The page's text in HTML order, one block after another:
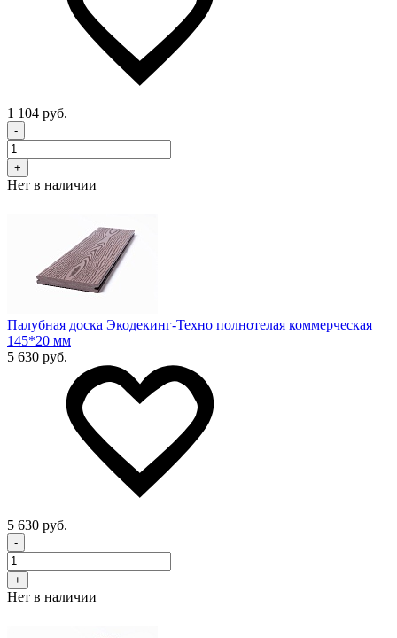
1 104 руб.
-
+
Нет в наличии
Палубная доска Экодекинг-Техно полнотелая коммерческая
145*20 мм
5 630 руб.
5 630 руб.
-
+
Нет в наличии